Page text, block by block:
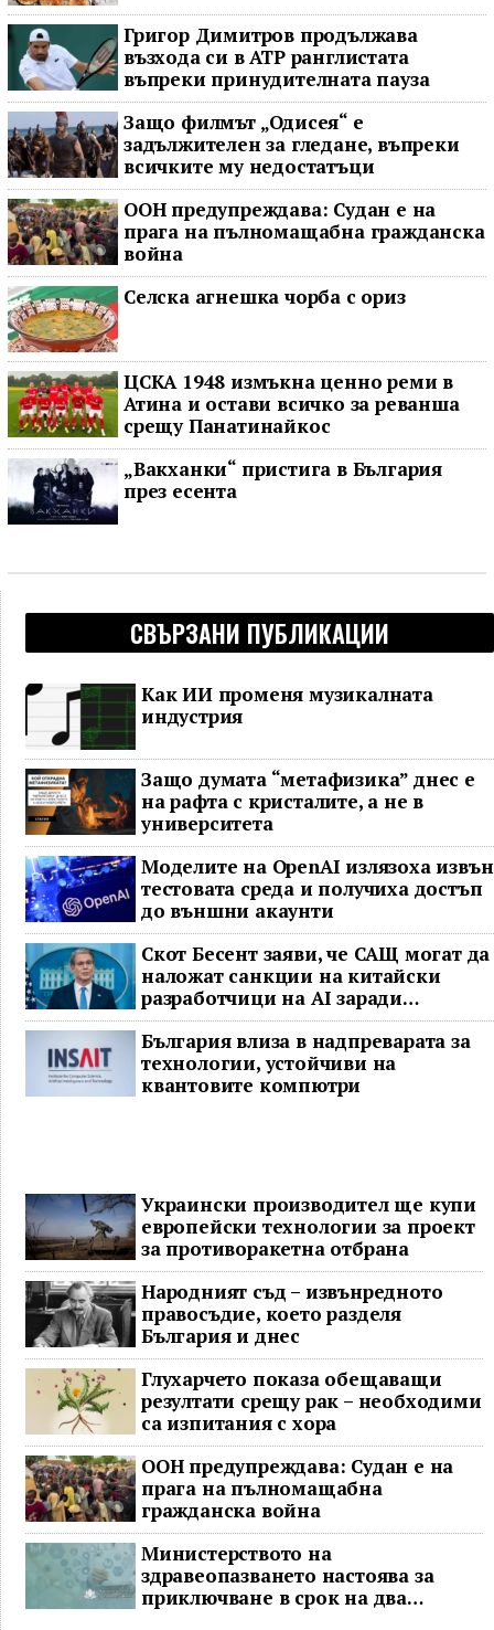
Григор Димитров продължава
възхода си в ATP ранглистата
въпреки принудителната пауза
Защо филмът „Одисея“ е
задължителен за гледане, въпреки
всичките му недостатъци
ООН предупреждава: Судан е на
прага на пълномащабна гражданска
война
Селска агнешка чорба с ориз
ЦСКА 1948 измъкна ценно реми в
Атина и остави всичко за реванша
срещу Панатинайкос
„Вакханки“ пристига в България
през есента
СВЪРЗАНИ ПУБЛИКАЦИИ
Как ИИ променя музикалната
индустрия
Защо думата “метафизика” днес е
на рафта с кристалите, а не в
университета
Моделите на OpenAI излязоха извън
тестовата среда и получиха достъп
до външни акаунти
Скот Бесент заяви, че САЩ могат да
наложат санкции на китайски
разработчици на AI заради
предполагаема кражба на модел
България влиза в надпреварата за
технологии, устойчиви на
квантовите компютри
Украински производител ще купи
европейски технологии за проект
за противоракетна отбрана
Народният съд – извънредното
правосъдие, което разделя
България и днес
Глухарчето показа обещаващи
резултати срещу рак – необходими
са изпитания с хора
ООН предупреждава: Судан е на
прага на пълномащабна
гражданска война
Министерството на
здравеопазването настоява за
приключване в срок на два